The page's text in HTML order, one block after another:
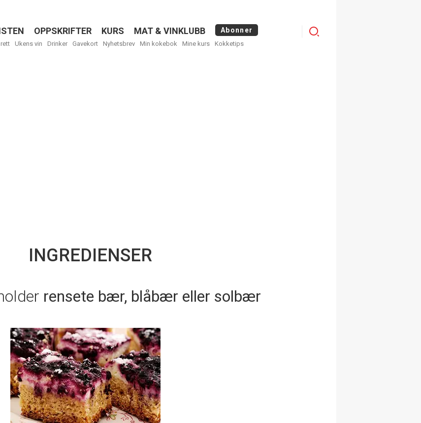
OPPSKRIFTER KURS MAT & VINKLUBB Abonner
Ukens vin Drinker Gavekort Nyhetsbrev Min kokebok Mine kurs Kokketips
Logg
INGREDIENSER
rensete bær, blåbær eller solbær